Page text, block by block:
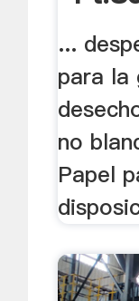
...
para la
no
Papel